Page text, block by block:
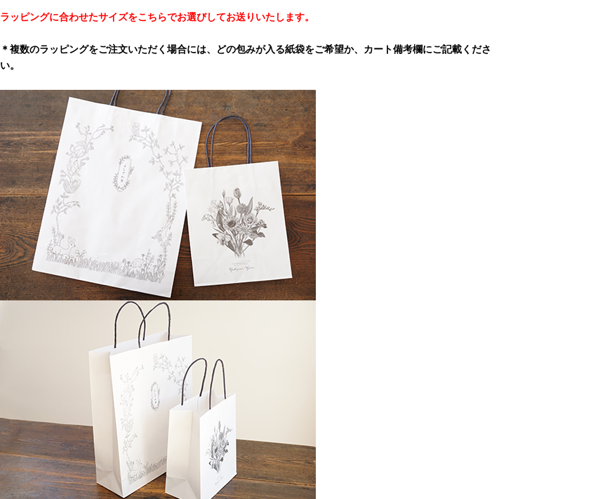
ラッピングに合わせたサイズをこちらでお選びしてお送りいたします。
＊複数のラッピングをご注文いただく場合には、どの包みが入る紙袋をご希望か、カート備考欄にご記載くださ
い。